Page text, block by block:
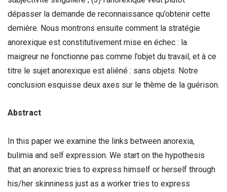
dépasser la demande de reconnaissance qu’obtenir cette
dernière. Nous montrons ensuite comment la stratégie
anorexique est constitutivement mise en échec : la
maigreur ne fonctionne pas comme l’objet du travail, et à ce
titre le sujet anorexique est aliéné : sans objets. Notre
conclusion esquisse deux axes sur le thème de la guérison.
Abstract
In this paper we examine the links between anorexia,
bulimia and self expression. We start on the hypothesis
that an anorexic tries to express himself or herself through
his/her skinniness just as a worker tries to express